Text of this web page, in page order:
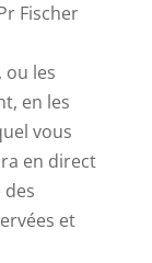
Fischer
ou les
en les
vous
en direct
des
et